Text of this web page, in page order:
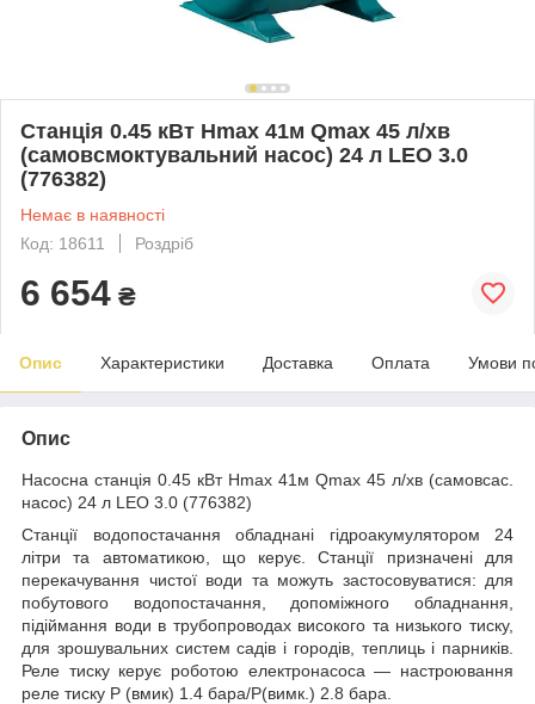
Станція 0.45 кВт Hmax 41м Qmax 45 л/хв
(самовсмоктувальний насос) 24 л LEO 3.0
(776382)
Немає в наявності
Код: 18611
Роздріб
6 654 ₴
Опис Характеристики Доставка Оплата Умови
Опис
Насосна станція 0.45 кВт Hmax 41м Qmax 45 л/хв (самовсас.
насос) 24 л LEO 3.0 (776382)
Станції водопостачання обладнані гідроакумулятором 24
літри та автоматикою, що керує. Станції призначені для
перекачування чистої води та можуть застосовуватися: для
побутового водопостачання, допоміжного обладнання,
підіймання води в трубопроводах високого та низького тиску,
для зрошувальних систем садів і городів, теплиць і парників.
Реле тиску керує роботою електронасоса — настроювання
реле тиску P (вмик) 1.4 бара/Р(вимк.) 2.8 бара.